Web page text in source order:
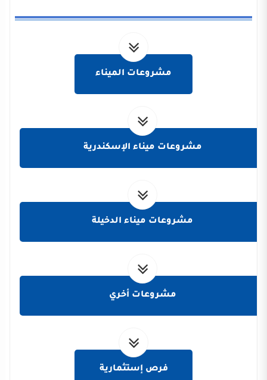
مشروعات الميناء
مشروعات ميناء الإسكندرية
مشروعات ميناء الدخيلة
مشروعات أخري
فرص إستثمارية